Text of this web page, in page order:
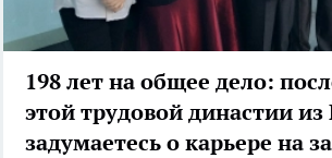
198 лет на общее дело:
этой трудовой династии
задумаетесь о карьере на